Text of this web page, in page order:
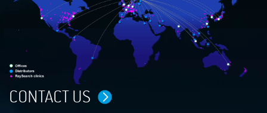
CONTACT US